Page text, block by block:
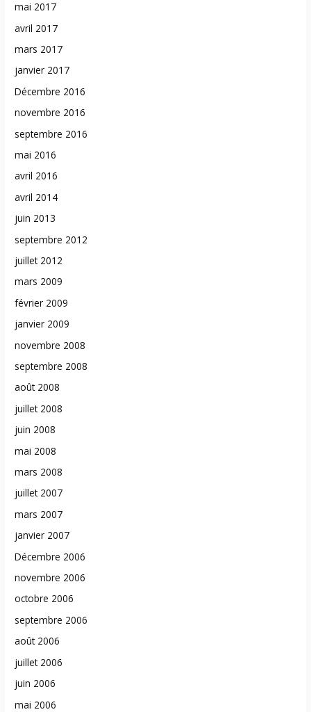
mai 2017
avril 2017
mars 2017
janvier 2017
Décembre 2016
novembre 2016
septembre 2016
mai 2016
avril 2016
avril 2014
juin 2013
septembre 2012
juillet 2012
mars 2009
février 2009
janvier 2009
novembre 2008
septembre 2008
août 2008
juillet 2008
juin 2008
mai 2008
mars 2008
juillet 2007
mars 2007
janvier 2007
Décembre 2006
novembre 2006
octobre 2006
septembre 2006
août 2006
juillet 2006
juin 2006
mai 2006